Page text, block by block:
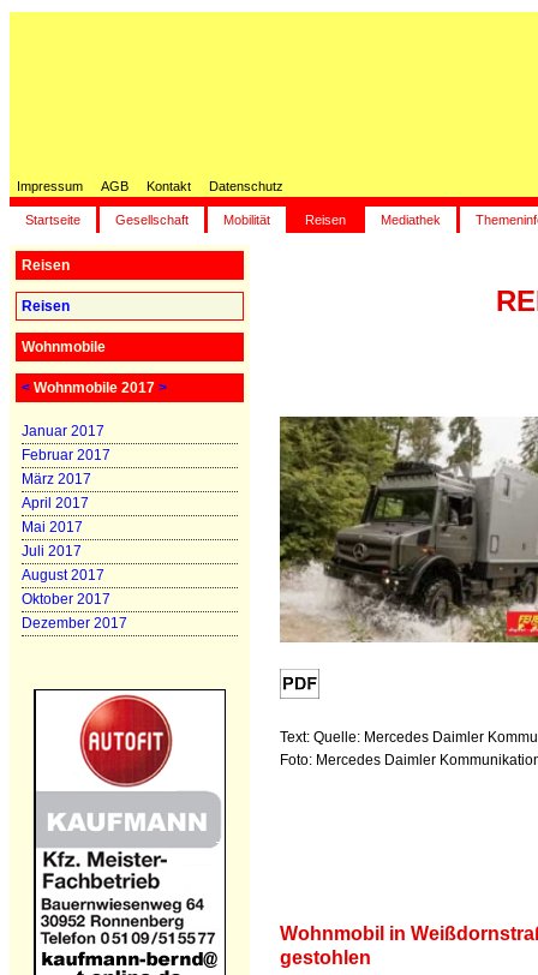
Impressum AGB Kontakt Datenschutz
Startseite Gesellschaft Mobilität Reisen Mediathek
Reisen
Reisen
Wohnmobile
< Wohnmobile 2017 >
Januar 2017
Februar 2017
März 2017
April 2017
Mai 2017
Juli 2017
August 2017
Oktober 2017
Dezember 2017
Text: Quelle: Mercedes Daimler
Foto: Mercedes Daimler
Wohnmobil in
gestohlen